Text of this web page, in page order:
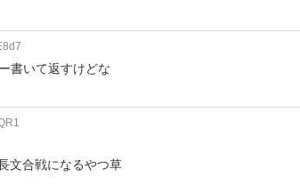
書いて返すけどな
文合戦になるやつ草